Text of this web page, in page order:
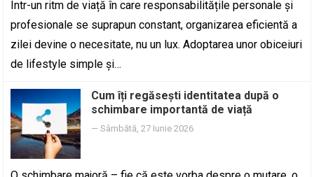
Într-un ritm de viață în care responsabilitățile personale și
profesionale se suprapun constant, organizarea eficientă a
zilei devine o necesitate, nu un lux. Adoptarea unor obiceiuri
de lifestyle simple și…
Cum îți regăsești identitatea după o
schimbare importantă de viață
—Sâmbătă, 27 Iunie 2026